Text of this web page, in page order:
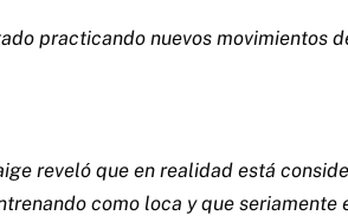
practicando nuevos movimientos
reveló que en realidad está
como loca y que seriamente